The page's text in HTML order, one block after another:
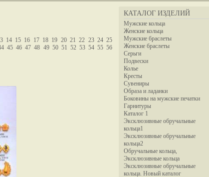
КАТАЛОГ ИЗДЕЛИЙ
Мужские кольца
Женские кольца
Мужские браслеты
Женские браслеты
Серьги
Подвески
Колье
Кресты
Сувениры
Образа и ладанки
Боковины на мужские печатки
Гарнитуры
Каталог 1
Эксклюзивные обручальные
кольца1
Эксклюзивные обручальные
кольца2
Обручальные кольца,
Эксклюзивные кольца
Эксклюзивные обручальные
кольца. Новый каталог
14 15 16 17 18 19 20 21 22 23 24 25
45 46 47 48 49 50 51 52 53 54 55 56